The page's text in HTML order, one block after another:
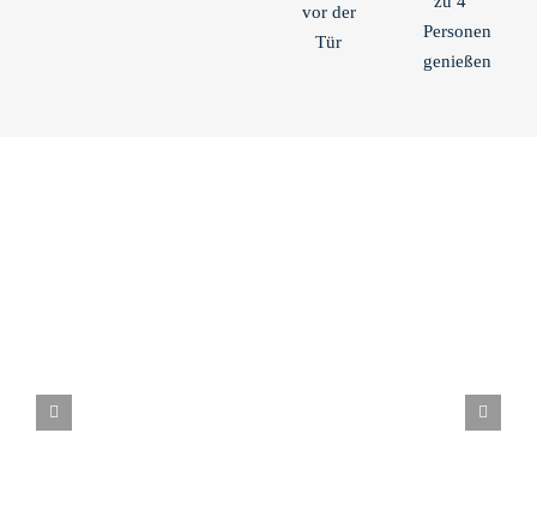
vor der
Tür
Personen
genießen